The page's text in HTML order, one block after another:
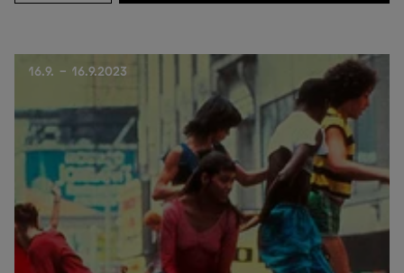
16.9. - 16.9.2023